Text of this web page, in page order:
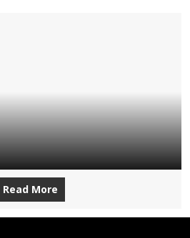
Read More